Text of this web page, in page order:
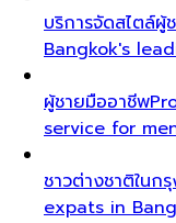
บริการจัดสไตล์ผู้
Bangkok's
ผู้ชายมืออาชีพ
service for
ชาวต่างชาติในก
expats in